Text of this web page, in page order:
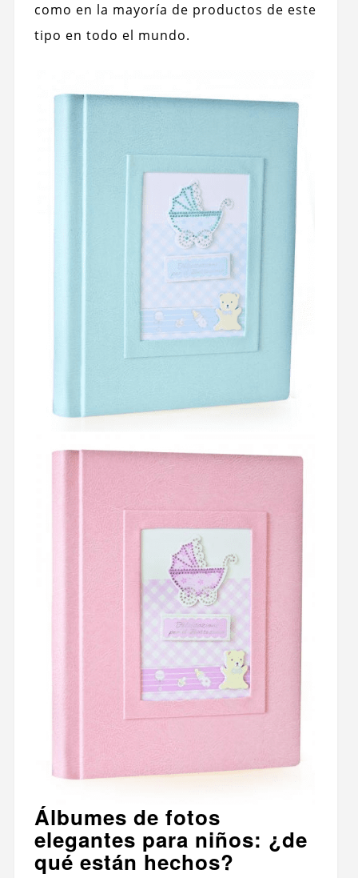
como en la mayoría de productos de este
tipo en todo el mundo.
Álbumes de fotos
elegantes para niños: ¿de
qué están hechos?